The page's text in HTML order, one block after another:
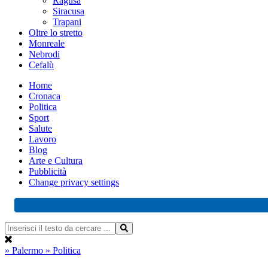
Siracusa
Trapani
Oltre lo stretto
Monreale
Nebrodi
Cefalù
Home
Cronaca
Politica
Sport
Salute
Lavoro
Blog
Arte e Cultura
Pubblicità
Change privacy settings
» Palermo » Politica